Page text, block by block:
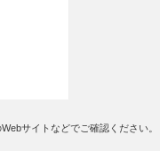
サイトなどでご確認ください。